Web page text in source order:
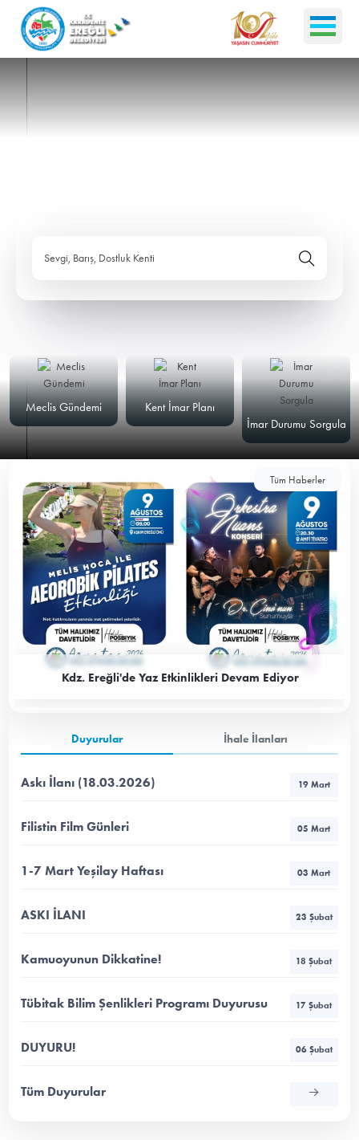
Sevgi, Barış, Dostluk Kenti
Meclis Gündemi
Kent İmar Planı
İmar Durumu Sorgula
Tüm Haberler
Kdz. Ereğli'de Yaz Etkinlikleri Devam Ediyor
Duyurular İhale İlanları
Askı İlanı (18.03.2026) 19 Mart
Filistin Film Günleri 05 Mart
1-7 Mart Yeşilay Haftası 03 Mart
ASKI İLANI 23 Şubat
Kamuoyunun Dikkatine! 18 Şubat
Tübitak Bilim Şenlikleri Programı Duyurusu 17 Şubat
DUYURU! 06 Şubat
Tüm Duyurular